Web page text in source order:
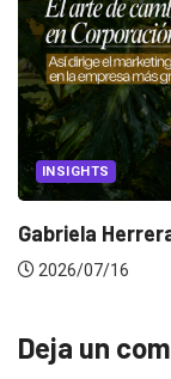
INSIGHTS
Gabriela
2026/07/16
Deja un